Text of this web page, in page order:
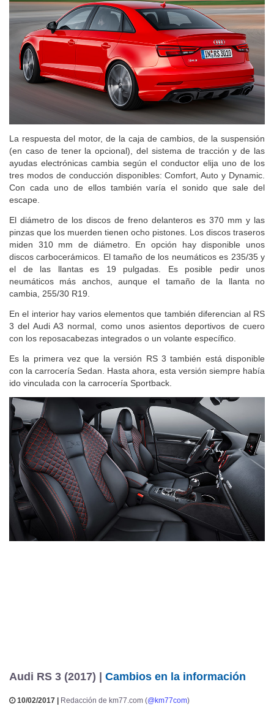
La respuesta del motor, de la caja de cambios, de la suspensión
(en caso de tener la opcional), del sistema de tracción y de las
ayudas electrónicas cambia según el conductor elija uno de los
tres modos de conducción disponibles: Comfort, Auto y Dynamic.
Con cada uno de ellos también varía el sonido que sale del
escape.
El diámetro de los discos de freno delanteros es 370 mm y las
pinzas que los muerden tienen ocho pistones. Los discos traseros
miden 310 mm de diámetro. En opción hay disponible unos
discos carbocerámicos. El tamaño de los neumáticos es 235/35 y
el de las llantas es 19 pulgadas. Es posible pedir unos
neumáticos más anchos, aunque el tamaño de la llanta no
cambia, 255/30 R19.
En el interior hay varios elementos que también diferencian al RS
3 del Audi A3 normal, como unos asientos deportivos de cuero
con los reposacabezas integrados o un volante específico.
Es la primera vez que la versión RS 3 también está disponible
con la carrocería Sedan. Hasta ahora, esta versión siempre había
ido vinculada con la carrocería Sportback.
Audi RS 3 (2017) | Cambios en la información
10/02/2017 | Redacción de km77.com (@km77com)